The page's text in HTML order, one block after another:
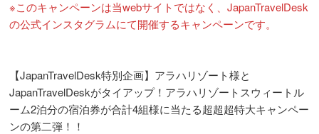
※このキャンペーンは当webサイトではなく、JapanTravelDesk
の公式インスタグラムにて開催するキャンペーンです。
【JapanTravelDesk特別企画】アラハリゾート様と
JapanTravelDeskがタイアップ！アラハリゾートスウィートル
ーム2泊分の宿泊券が合計4組様に当たる超超超特大キャンペー
ンの第二弾！！